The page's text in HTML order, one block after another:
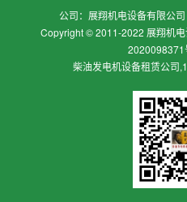
公司：展翔机电设备有限公
Copyright © 2011-2022 展翔机
2020098371
柴油发电机设备租赁公司